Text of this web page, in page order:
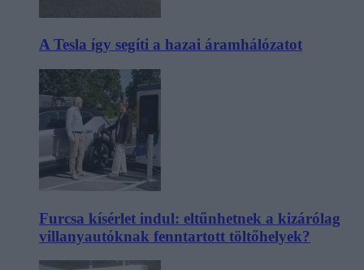
A Tesla így segíti a hazai áramhálózatot
Furcsa kísérlet indul: eltűnhetnek a kizárólag
villanyautóknak fenntartott töltőhelyek?